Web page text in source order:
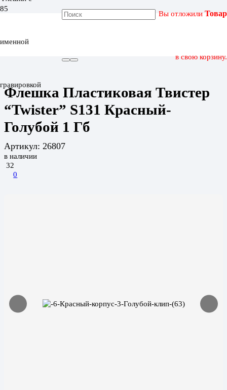
именной
гравировкой
Вы отложили Товар
в свою корзину.
ФЛЕШКА ПЛАСТИКОВАЯ ТВИСТЕР “TWISTER” S131
Флешка Пластиковая Твистер
“Twister” S131 Красный-
Голубой 1 Гб
Артикул: 26807
в наличии
32
0